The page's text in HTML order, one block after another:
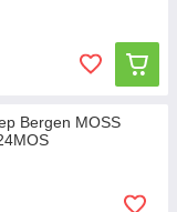
Bergen MOSS